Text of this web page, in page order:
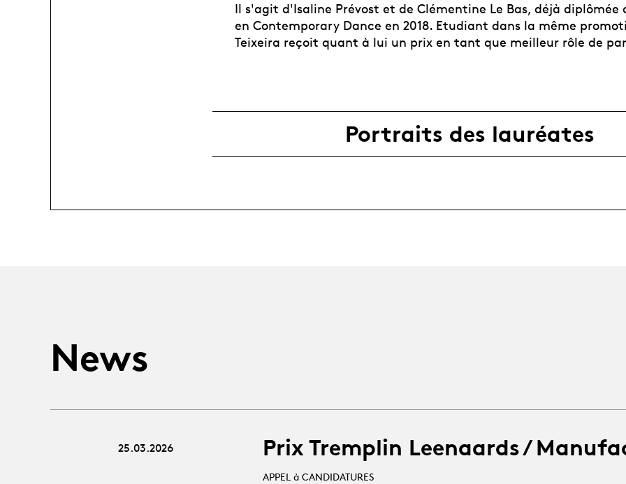
Il s'agit d'Isaline Prévost et de Clémentine Le Bas, déjà diplômée
en Contemporary Dance en 2018. Etudiant dans la même
Teixeira reçoit quant à lui un prix en tant que meilleur rôle de
Portraits des lauréates
News
25.03.2026 Prix Tremplin Leenaards /
APPEL à CANDIDATURES